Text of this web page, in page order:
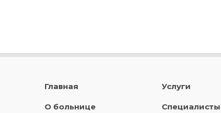
Главная
О больнице
Услуги
Специалисты